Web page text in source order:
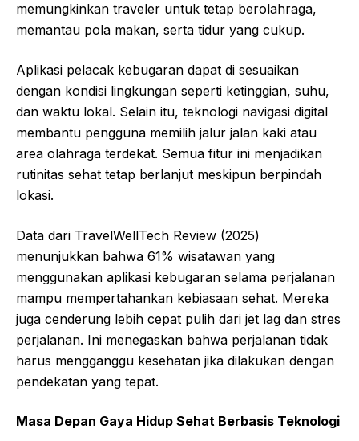
memungkinkan traveler untuk tetap berolahraga,
memantau pola makan, serta tidur yang cukup.
Aplikasi pelacak kebugaran dapat di sesuaikan
dengan kondisi lingkungan seperti ketinggian, suhu,
dan waktu lokal. Selain itu, teknologi navigasi digital
membantu pengguna memilih jalur jalan kaki atau
area olahraga terdekat. Semua fitur ini menjadikan
rutinitas sehat tetap berlanjut meskipun berpindah
lokasi.
Data dari TravelWellTech Review (2025)
menunjukkan bahwa 61% wisatawan yang
menggunakan aplikasi kebugaran selama perjalanan
mampu mempertahankan kebiasaan sehat. Mereka
juga cenderung lebih cepat pulih dari jet lag dan stres
perjalanan. Ini menegaskan bahwa perjalanan tidak
harus mengganggu kesehatan jika dilakukan dengan
pendekatan yang tepat.
Masa Depan Gaya Hidup Sehat Berbasis Teknologi